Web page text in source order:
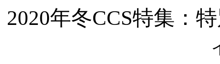
2020年冬CCS特集：